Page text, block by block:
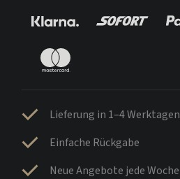
Lieferung in 1–4 Werktagen
Einfache Rückgabe
Neue Angebote jede Woche